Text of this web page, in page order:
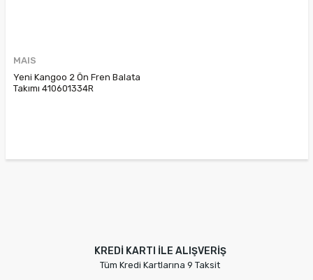
MAIS
Yeni Kangoo 2 Ön Fren Balata
Takımı 410601334R
KREDİ KARTI İLE ALIŞVERİŞ
Tüm Kredi Kartlarına 9 Taksit